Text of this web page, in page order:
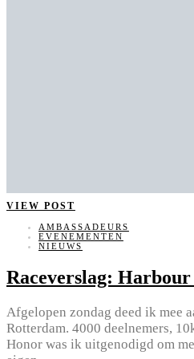
VIEW POST
AMBASSADEURS
EVENEMENTEN
NIEUWS
Raceverslag: Harbour
Afgelopen zondag deed ik mee
Rotterdam. 4000 deelnemers,
Honor was ik uitgenodigd om